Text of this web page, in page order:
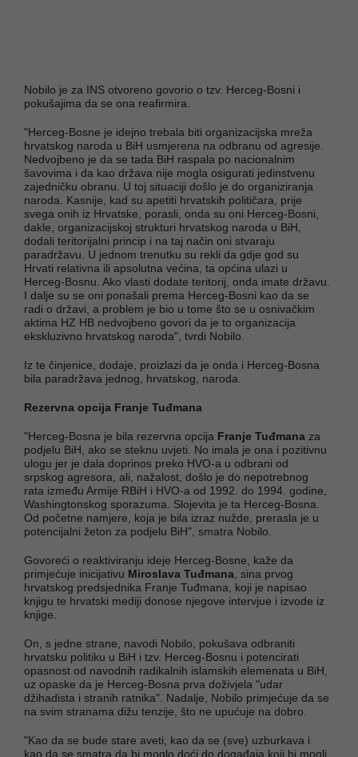
Nobilo je za INS otvoreno govorio o tzv. Herceg-Bosni i
pokušajima da se ona reafirmira.
"Herceg-Bosne je idejno trebala biti organizacijska mreža
hrvatskog naroda u BiH usmjerena na odbranu od agresije.
Nedvojbeno je da se tada BiH raspala po nacionalnim
šavovima i da kao država nije mogla osigurati jedinstvenu
zajedničku obranu. U toj situaciji došlo je do organiziranja
naroda. Kasnije, kad su apetiti hrvatskih političara, prije
svega onih iz Hrvatske, porasli, onda su oni Herceg-Bosni,
dakle, organizacijskoj strukturi hrvatskog naroda u BiH,
dodali teritorijalni princip i na taj način oni stvaraju
paradržavu. U jednom trenutku su rekli da gdje god su
Hrvati relativna ili apsolutna većina, ta općina ulazi u
Herceg-Bosnu. Ako vlasti dodate teritorij, onda imate državu.
I dalje su se oni ponašali prema Herceg-Bosni kao da se
radi o državi, a problem je bio u tome što se u osnivačkim
aktima HZ HB nedvojbeno govori da je to organizacija
ekskluzivno hrvatskog naroda", tvrdi Nobilo.
Iz te činjenice, dodaje, proizlazi da je onda i Herceg-Bosna
bila paradržava jednog, hrvatskog, naroda.
Rezervna opcija Franje Tuđmana
"Herceg-Bosna je bila rezervna opcija Franje Tuđmana za
podjelu BiH, ako se steknu uvjeti. No imala je ona i pozitivnu
ulogu jer je dala doprinos preko HVO-a u odbrani od
srpskog agresora, ali, nažalost, došlo je do nepotrebnog
rata između Armije RBiH i HVO-a od 1992. do 1994. godine,
Washingtonskog sporazuma. Slojevita je ta Herceg-Bosna.
Od početne namjere, koja je bila izraz nužde, prerasla je u
potencijalni žeton za podjelu BiH", smatra Nobilo.
Govoreći o reaktiviranju ideje Herceg-Bosne, kaže da
primjećuje inicijativu Miroslava Tuđmana , sina prvog
hrvatskog predsjednika Franje Tuđmana, koji je napisao
knjigu te hrvatski mediji donose njegove intervjue i izvode iz
knjige.
On, s jedne strane, navodi Nobilo, pokušava odbraniti
hrvatsku politiku u BiH i tzv. Herceg-Bosnu i potencirati
opasnost od navodnih radikalnih islamskih elemenata u BiH,
uz opaske da je Herceg-Bosna prva doživjela "udar
džihadista i stranih ratnika". Nadalje, Nobilo primjećuje da se
na svim stranama dižu tenzije, što ne upućuje na dobro.
"Kao da se bude stare aveti, kao da se (sve) uzburkava i
kao da se smatra da bi moglo doći do događaja koji bi mogli